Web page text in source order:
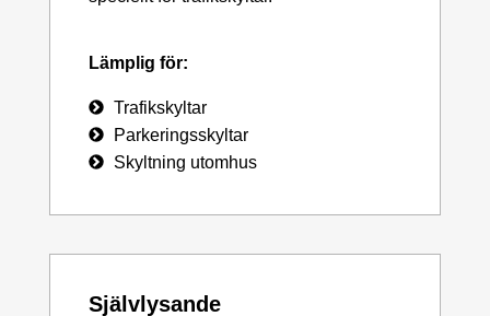
Lämplig för:
Trafikskyltar
Parkeringsskyltar
Skyltning utomhus
Självlysande